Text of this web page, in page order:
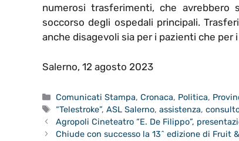
numerosi trasferimenti, che
soccorso degli ospedali principali.
anche disagevoli sia per i pazienti che per
Salerno, 12 agosto 2023
Categorie
Comunicati Stampa,Cronaca, Politica,
Tag
“Telestroke”,ASL Salerno,assistenza,
Agropoli Cineteatro “E. De Filippo”,
Chiude con successo la 13^ edizione di Fruit